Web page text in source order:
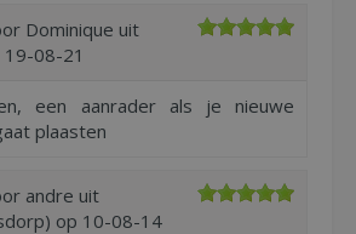
Dominique uit
19-08-21
een aanrader als je nieuwe
plaasten
andre uit
op 10-08-14